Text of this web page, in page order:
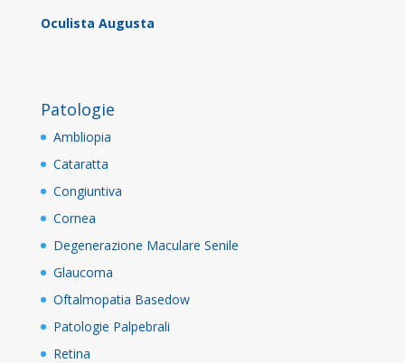
Oculista Augusta
Patologie
Ambliopia
Cataratta
Congiuntiva
Cornea
Degenerazione Maculare Senile
Glaucoma
Oftalmopatia Basedow
Patologie Palpebrali
Retina